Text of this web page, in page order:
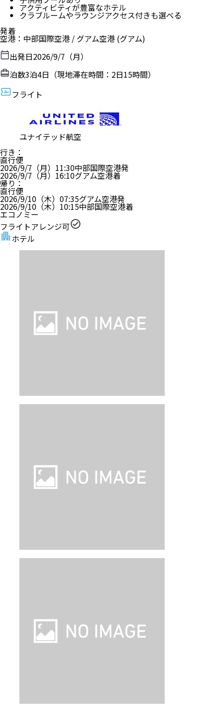
アクティビティが豊富なホテル
クラブルームやラウンジアクセス付きも選べる
発着
空港 ： 中部国際空港 / グアム空港 (グアム)
出発日2026/9/7（月）
泊数3泊4日（現地滞在時間： 2日15時間）
フライト
ユナイテッド航空
行き ：
直行便
2026/9/7（月） 11:30中部国際空港発
2026/9/7（月） 16:10グアム空港着
帰り ：
直行便
2026/9/10（木） 07:35グアム空港発
2026/9/10（木） 10:15中部国際空港着
エコノミー
フライトアレンジ可
ホテル